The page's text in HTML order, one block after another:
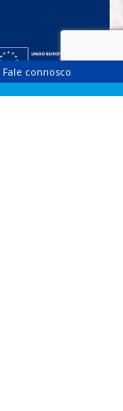
Fale connosco